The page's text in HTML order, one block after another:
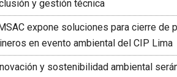
y gestión técnica
expone soluciones para cierre de
en evento ambiental del CIP Lima
y sostenibilidad ambiental